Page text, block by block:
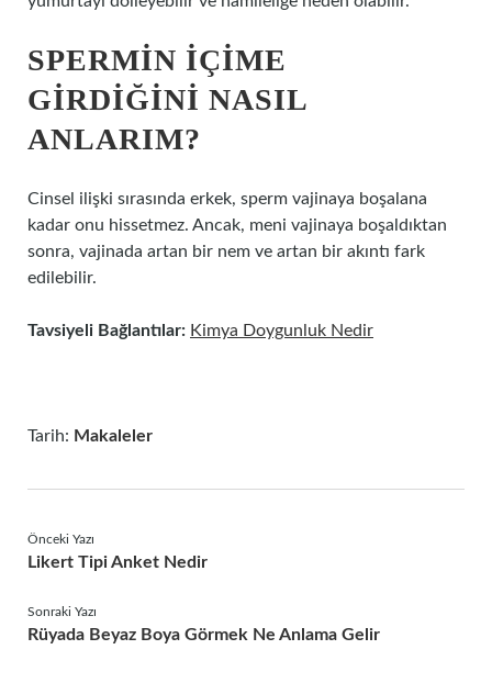
SPERMIN IÇIME
GIRDIĞINI NASIL
ANLARIM?
Cinsel ilişki sırasında erkek, sperm vajinaya boşalana
kadar onu hissetmez. Ancak, meni vajinaya boşaldıktan
sonra, vajinada artan bir nem ve artan bir akıntı fark
edilebilir.
Tavsiyeli Bağlantılar: Kimya Doygunluk Nedir
Tarih: Makaleler
Önceki Yazı
Likert Tipi Anket Nedir
Sonraki Yazı
Rüyada Beyaz Boya Görmek Ne Anlama Gelir